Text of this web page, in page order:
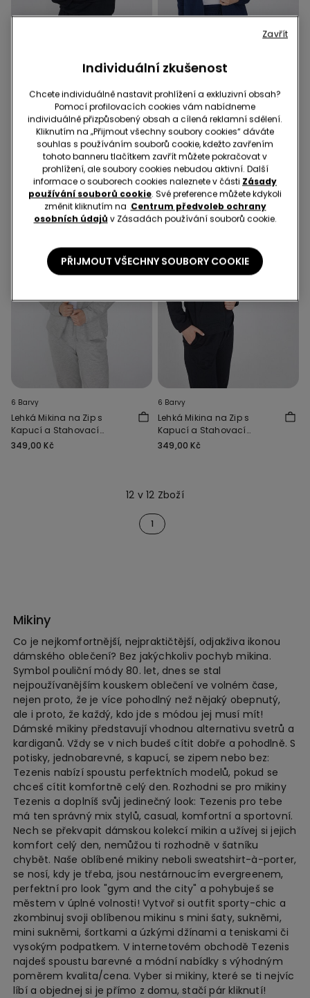
3 produkty | -70%
Triko s Dlouhým Rukávem,
Kulatým Výstřihem a
Manžetami
299,00 Kč 149,00 Kč-50%
6 Barvy
Lehká Mikina na Zip s
Kapucí a Stahovací
Šňůrkou
349,00 Kč
6 Barvy
Lehká Mikina na Zip s
Kapucí a Stahovací
Šňůrkou
349,00 Kč
6 Barvy
Lehká Mikina na Zip s
Kapucí a Stahovací
Šňůrkou
349,00 Kč
12 v 12 Zboží
1
Mikiny
Co je nejkomfortnější, nejpraktičtější, odjakživa ikonou
dámského oblečení? Bez jakýchkoliv pochyb mikina.
Symbol pouliční módy 80. let, dnes se stal
nejpoužívanějším kouskem oblečení ve volném čase,
nejen proto, že je více pohodlný než nějaký obepnutý,
ale i proto, že každý, kdo jde s módou jej musí mít!
Dámské mikiny představují vhodnou alternativu svetrů a
kardiganů. Vždy se v nich budeš cítit dobře a pohodlně. S
potisky, jednobarevné, s kapucí, se zipem nebo bez:
Tezenis nabízí spoustu perfektních modelů, pokud se
chceš cítit komfortně celý den. Rozhodni se pro mikiny
Tezenis a doplníš svůj jedinečný look: Tezenis pro tebe
má ten správný mix stylů, casual, komfortní a sportovní.
Nech se překvapit dámskou kolekcí mikin a užívej si jejich
komfort celý den, nemůžou ti rozhodně v šatníku
chybět. Naše oblíbené mikiny neboli sweatshirt-à-porter,
se nosí, kdy je třeba, jsou nestárnoucím evergreenem,
perfektní pro look "gym and the city" a pohybuješ se
městem v úplné volnosti! Vytvoř si outfit sporty-chic a
zkombinuj svoji oblíbenou mikinu s mini šaty, sukněmi,
mini sukněmi, šortkami a úzkými džínami a teniskami či
vysokým podpatkem. V internetovém obchodě Tezenis
najdeš spoustu barevné a módní nabídky s výhodným
poměrem kvalita/cena. Vyber si mikiny, které se ti nejvíc
líbí a objednej si je přímo z domu, stačí pár kliknutí!
Individuální zkušenost
Chcete individuálně nastavit prohlížení a exkluzivní obsah?
Pomocí profilovacích cookies vám nabídneme
individuálně přizpůsobený obsah a cílená reklamní sdělení.
Kliknutím na „Přijmout všechny soubory cookies“ dáváte
souhlas s používáním souborů cookie, kdežto zavřením
tohoto banneru tlačítkem zavřít můžete pokračovat v
prohlížení, ale soubory cookies nebudou aktivní. Další
informace o souborech cookies naleznete v části Zásady
používání souborů cookie. Své preference můžete kdykoli
změnit kliknutím na Centrum předvoleb ochrany
osobních údajů v Zásadách používání souborů cookie.
PŘIJMOUT VŠECHNY SOUBORY COOKIE
Zavřít